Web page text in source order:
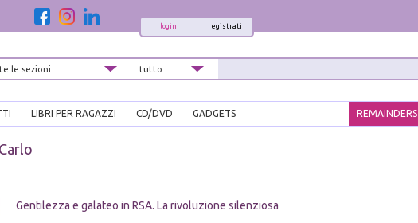
registrati
login
LIBRI PER RAGAZZI CD/DVD GADGETS REMAINDERS
Gentilezza e galateo in RSA. La rivoluzione silenziosa